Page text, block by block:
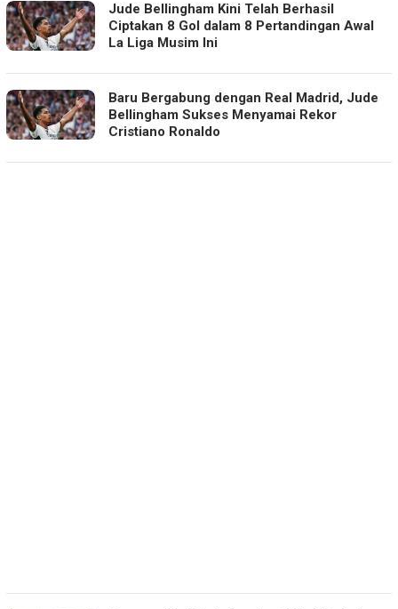
Jude Bellingham Kini Telah Berhasil
Ciptakan 8 Gol dalam 8 Pertandingan Awal
La Liga Musim Ini
Baru Bergabung dengan Real Madrid, Jude
Bellingham Sukses Menyamai Rekor
Cristiano Ronaldo